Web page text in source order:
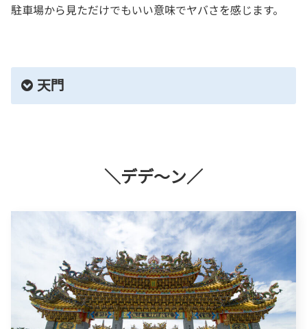
駐車場から見ただけでもいい意味でヤバさを感じます。
天門
＼デデ～ン／